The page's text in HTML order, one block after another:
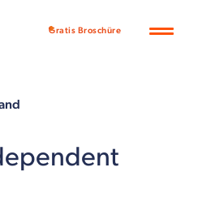
Gratis Broschüre